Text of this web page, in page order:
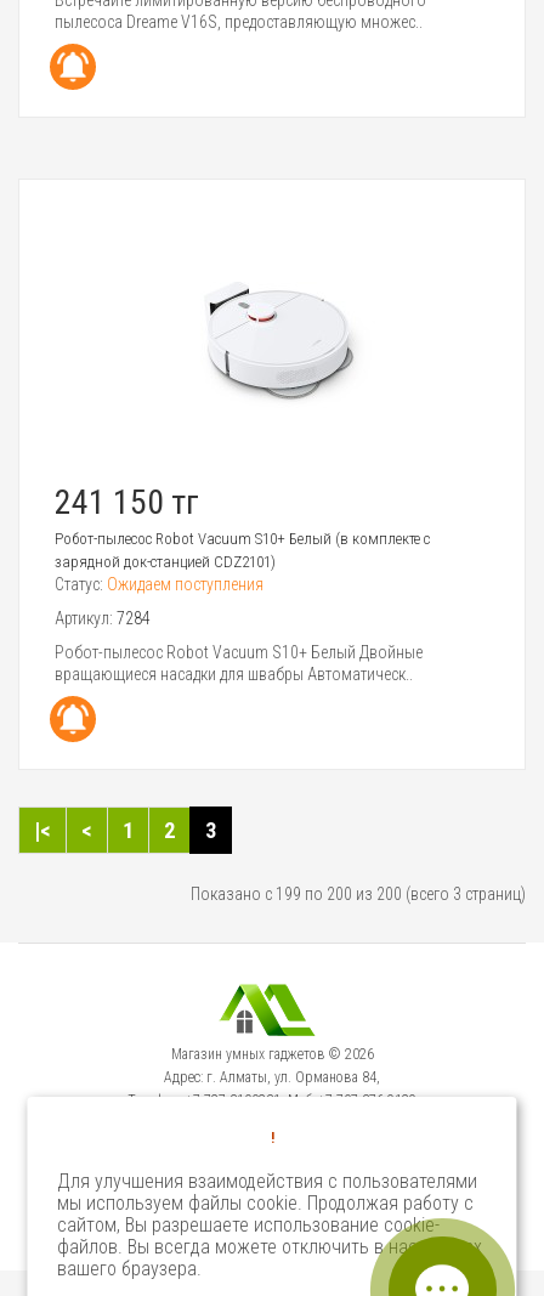
пылесоса Dreame V16S, предоставляющую множес..
241 150 тг
Робот-пылесос Robot Vacuum S10+ Белый (в комплекте с
зарядной док-станцией CDZ2101)
Статус: Ожидаем поступления
Артикул: 7284
Робот-пылесос Robot Vacuum S10+ Белый Двойные
вращающиеся насадки для швабры Автоматическ..
|< < 1 2 3
Показано с 199 по 200 из 200 (всего 3 страниц)
Магазин умных гаджетов © 2026
Адрес: г. Алматы, ул. Орманова 84,
Телефон: +7-727-3100231, Моб: +7-707-376-9129
Сервисный Центр: г. Алматы, ул. Орманова 84.
Select Language ▼
!
Для улучшения взаимодействия с пользователями
мы используем файлы cookie. Продолжая работу с
сайтом, Вы разрешаете использование cookie-
файлов. Вы всегда можете отключить в настройках
вашего браузера.